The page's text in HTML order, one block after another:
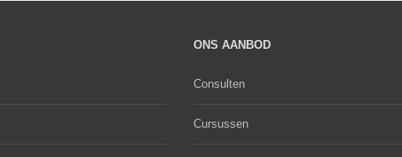
ONS AANBOD
Consulten
Cursussen